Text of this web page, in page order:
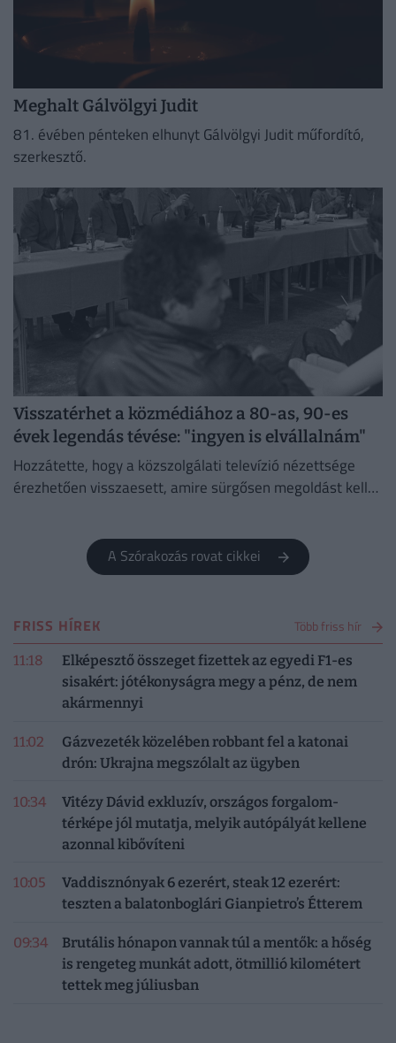
Meghalt Gálvölgyi Judit
81. évében pénteken elhunyt Gálvölgyi Judit műfordító,
szerkesztő.
Visszatérhet a közmédiához a 80-as, 90-es
évek legendás tévése: "ingyen is elvállalnám"
Hozzátette, hogy a közszolgálati televízió nézettsége
érezhetően visszaesett, amire sürgősen megoldást kell
A Szórakozás rovat cikkei
FRISS HÍREK Több friss hír
11:18
Elképesztő összeget fizettek az egyedi F1-es
sisakért: jótékonyságra megy a pénz, de nem
akármennyi
11:02
Gázvezeték közelében robbant fel a katonai
drón: Ukrajna megszólalt az ügyben
10:34
Vitézy Dávid exkluzív, országos forgalom-
térképe jól mutatja, melyik autópályát kellene
azonnal kibővíteni
10:05
Vaddisznónyak 6 ezerért, steak 12 ezerért:
teszten a balatonboglári Gianpietro’s Étterem
09:34
Brutális hónapon vannak túl a mentők: a hőség
is rengeteg munkát adott, ötmillió kilométert
tettek meg júliusban